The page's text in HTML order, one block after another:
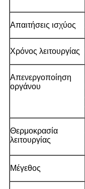
Απαιτήσεις ισχύος
Χρόνος λειτουργίας
Απενεργοποίηση
οργάνου
Θερμοκρασία
λειτουργίας
Μέγεθος